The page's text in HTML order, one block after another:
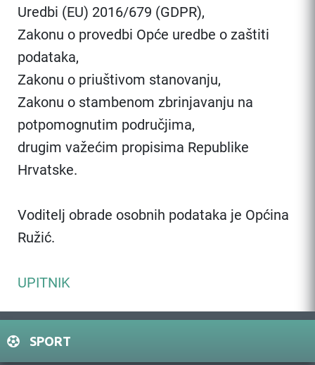
Uredbi (EU) 2016/679 (GDPR),
Zakonu o provedbi Opće uredbe o zaštiti
podataka,
Zakonu o priuštivom stanovanju,
Zakonu o stambenom zbrinjavanju na
potpomognutim područjima,
drugim važećim propisima Republike
Hrvatske.
Voditelj obrade osobnih podataka je Općina
Ružić.
UPITNIK
SPORT